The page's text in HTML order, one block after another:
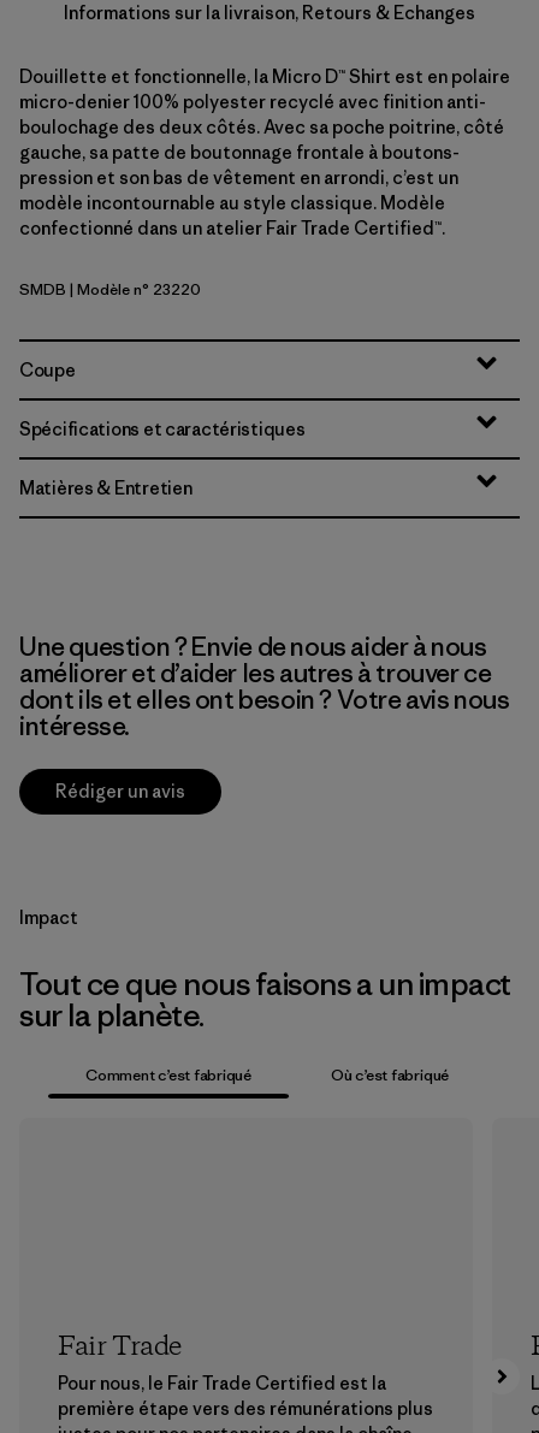
Informations sur la livraison, Retours & Echanges
Douillette et fonctionnelle, la Micro D™ Shirt est en polaire
micro-denier 100% polyester recyclé avec finition anti-
boulochage des deux côtés. Avec sa poche poitrine, côté
gauche, sa patte de boutonnage frontale à boutons-
pression et son bas de vêtement en arrondi, c’est un
modèle incontournable au style classique. Modèle
confectionné dans un atelier Fair Trade Certified™.
Smolder Blue
SMDB | Modèle n° 23220
Coupe
Spécifications et caractéristiques
Matières & Entretien
Une question ? Envie de nous aider à nous
améliorer et d’aider les autres à trouver ce
dont ils et elles ont besoin ? Votre avis nous
intéresse.
Rédiger un avis
Impact
Tout ce que nous faisons a un impact
sur la planète.
Comment c’est fabriqué Où c’est fabriqué
Fair Trade
Pour nous, le Fair Trade Certified est la
première étape vers des rémunérations plus